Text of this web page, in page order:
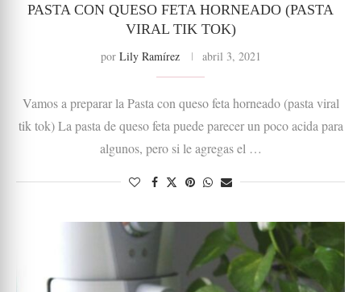
PASTA CON QUESO FETA HORNEADO (PASTA
VIRAL TIK TOK)
por Lily Ramírez abril 3, 2021
Vamos a preparar la Pasta con queso feta horneado (pasta viral
tik tok) La pasta de queso feta puede parecer un poco acida para
algunos, pero si le agregas el …